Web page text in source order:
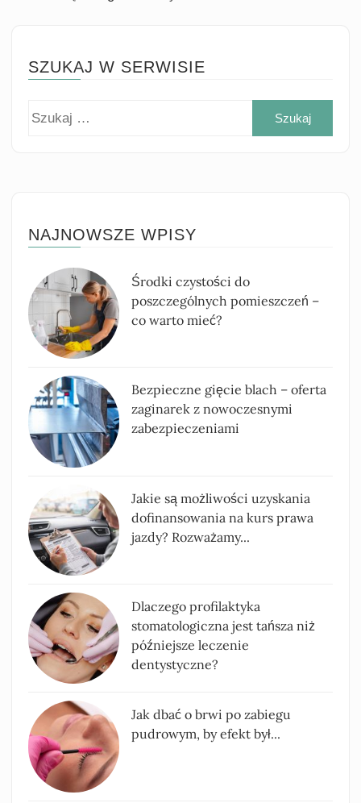
SZUKAJ W SERWISIE
NAJNOWSZE WPISY
Środki czystości do
poszczególnych pomieszczeń –
co warto mieć?
Bezpieczne gięcie blach – oferta
zaginarek z nowoczesnymi
zabezpieczeniami
Jakie są możliwości uzyskania
dofinansowania na kurs prawa
jazdy? Rozważamy...
Dlaczego profilaktyka
stomatologiczna jest tańsza niż
późniejsze leczenie
dentystyczne?
Jak dbać o brwi po zabiegu
pudrowym, by efekt był...